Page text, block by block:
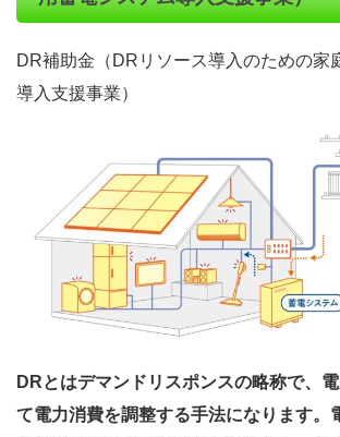
DR補助金（DRリソース導入のための家
導入支援事業）
DRとはデマンドリスポンスの略称で、
て電力消費を調整する手法になります。